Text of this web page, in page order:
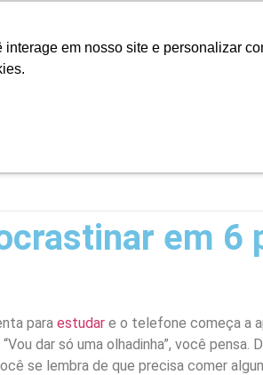
em nosso site e personalizar
em 6
para estudar e o telefone começa a
dar só uma olhadinha”, você pensa.
se lembra de que precisa comer